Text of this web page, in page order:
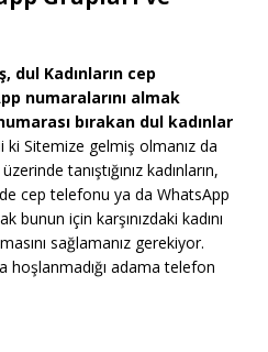
dul Kadınların cep
numaralarını almak
bırakan dul kadınlar
ki Sitemize gelmiş olmanız da
tanıştığınız kadınların,
cep telefonu ya da WhatsApp
bunun için karşınızdaki kadını
sağlamanız gerekiyor.
hoşlanmadığı adama telefon